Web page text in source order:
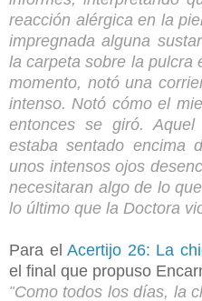
reacción alérgica en la
impregnada alguna
la carpeta sobre la pulcra
momento, notó una
intenso. Notó cómo el
entonces se giró.
estaba sentado encima
unos intensos ojos
necesitaran algo de lo
lo último que la Doctora
Para elAcertijo 26: La
el final que propuso
"Como todos los días, la